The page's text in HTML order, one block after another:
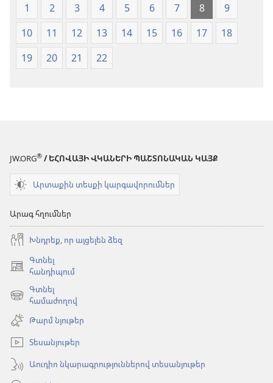
1 2 3 4 5 6 7 8
9
10
11 12 13 14 15 16 17
18
19
20 21 22
JW.ORG® / ԵՀՈՎԱՅԻ ՎԿԱՆԵՐԻ ՊԱՇՏՈՆԱԿԱՆ ԿԱՅՔ
Արտաքին տեսքի կարգավորումներ
Արագ հղումներ
Խնդրեք, որ այցելեն ձեզ
Գտնել
հանդիպում
(բացվում
նոր
պատուհան)
Գտնել
համաժողով
(բացվում
նոր
պատուհան)
Թարմ նյութեր
Տեսանյութեր
Աուդիո նկարագրություններով տեսանյութեր